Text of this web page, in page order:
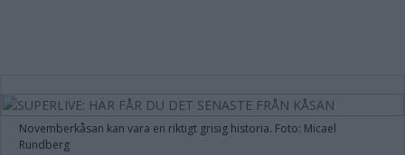
Novemberkåsan kan vara en riktigt grisig historia. Foto: Micael
Rundberg